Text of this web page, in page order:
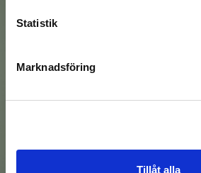
Statistik
Marknadsföring
Tillåt alla